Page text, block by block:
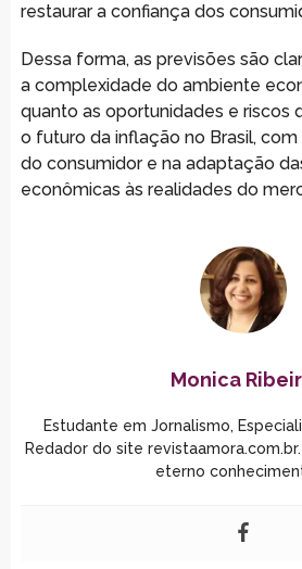
restaurar a confiança dos
Dessa forma, as previsões são
a complexidade do ambiente
quanto as oportunidades e riscos
o futuro da inflação no Brasil,
do consumidor e na adaptação
econômicas às realidades do
Monica
Estudante em Jornalismo,
Redador do site
eterno